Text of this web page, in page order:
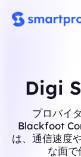
Digi
プロバイ
Blackfoot
は、通信速度
な面で